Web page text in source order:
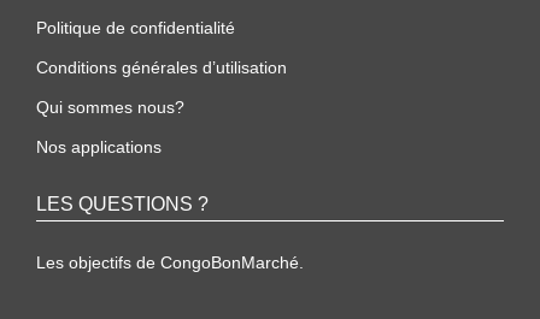
Politique de confidentialité
Conditions générales d’utilisation
Qui sommes nous?
Nos applications
LES QUESTIONS ?
Les objectifs de CongoBonMarché.